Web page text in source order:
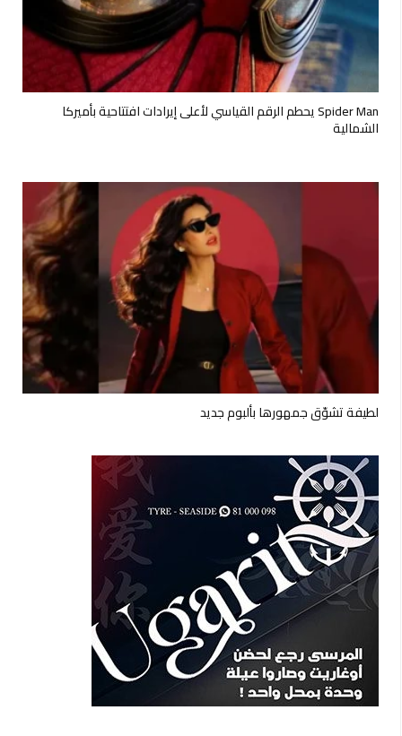
Spider Man يحطم الرقم القياسي لأعلى إيرادات افتتاحية بأميركا
الشمالية
لطيفة تشوّق جمهورها بألبوم جديد